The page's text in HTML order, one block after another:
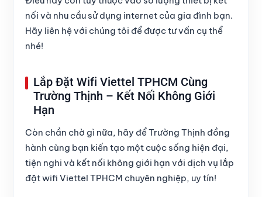
nối và nhu cầu sử dụng internet của gia đình bạn.
Hãy liên hệ với chúng tôi để được tư vấn cụ thể
nhé!
Lắp Đặt Wifi Viettel TPHCM Cùng
Trường Thịnh – Kết Nối Không Giới
Hạn
Còn chần chờ gì nữa, hãy để Trường Thịnh đồng
hành cùng bạn kiến tạo một cuộc sống hiện đại,
tiện nghi và kết nối không giới hạn với dịch vụ lắp
đặt wifi Viettel TPHCM chuyên nghiệp, uy tín!